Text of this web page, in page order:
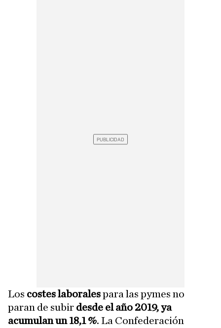
Los costes laboralespara las pymes no
paran de subir desde el año 2019, ya
acumulan un 18,1 %. La Confederación